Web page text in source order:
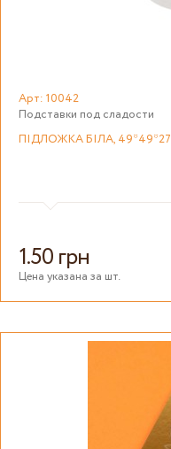
Арт: 10042
Подставки под сладости
ПІДЛОЖКА БІЛА, 49*49*27
1.50 грн
Цена указана за шт.